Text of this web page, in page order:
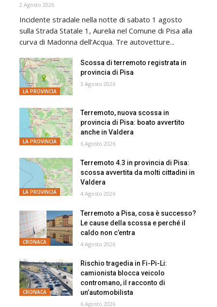
2 Agosto 2026
Incidente stradale nella notte di sabato 1 agosto
sulla Strada Statale 1, Aurelia nel Comune di Pisa alla
curva di Madonna dell’Acqua. Tre autovetture...
LA PROVINCIA
Scossa di terremoto registrata in
provincia di Pisa
3 Agosto 2026
LA PROVINCIA
Terremoto, nuova scossa in
provincia di Pisa: boato avvertito
anche in Valdera
6 Agosto 2026
LA PROVINCIA
Terremoto 4.3 in provincia di Pisa:
scossa avvertita da molti cittadini in
Valdera
4 Agosto 2026
CRONACA
Terremoto a Pisa, cosa è successo?
Le cause della scossa e perché il
caldo non c’entra
4 Agosto 2026
CRONACA
Rischio tragedia in Fi-Pi-Li:
camionista blocca veicolo
contromano, il racconto di
un’automobilista
6 Agosto 2026